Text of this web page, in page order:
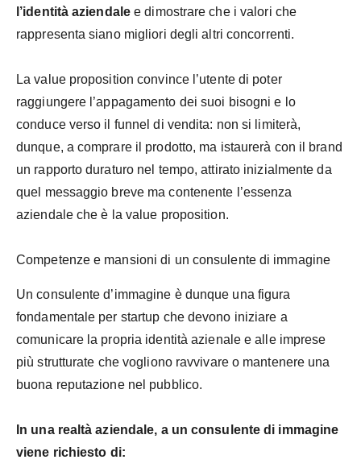
l’identità aziendale e dimostrare che i valori che
rappresenta siano migliori degli altri concorrenti.
La value proposition convince l’utente di poter
raggiungere l’appagamento dei suoi bisogni e lo
conduce verso il funnel di vendita: non si limiterà,
dunque, a comprare il prodotto, ma istaurerà con il brand
un rapporto duraturo nel tempo, attirato inizialmente da
quel messaggio breve ma contenente l’essenza
aziendale che è la value proposition.
Competenze e mansioni di un consulente di immagine
Un consulente d’immagine è dunque una figura
fondamentale per startup che devono iniziare a
comunicare la propria identità azienale e alle imprese
più strutturate che vogliono ravvivare o mantenere una
buona reputazione nel pubblico.
In una realtà aziendale, a un consulente di immagine
viene richiesto di: